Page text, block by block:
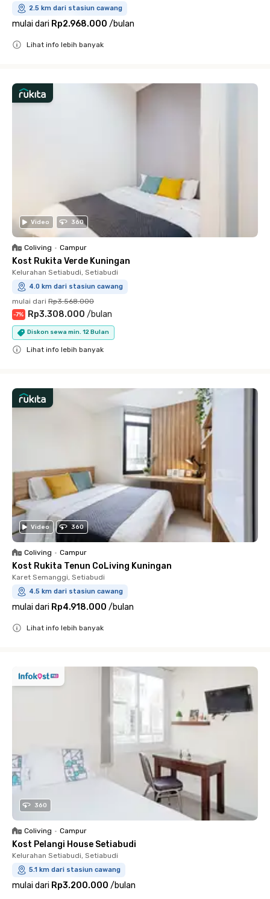
2.5 km dari stasiun cawang
mulai dari Rp2.968.000 /bulan
Lihat info lebih banyak
Video 360
Coliving • Campur
Kost Rukita Verde Kuningan
Kelurahan Setiabudi, Setiabudi
4.0 km dari stasiun cawang
mulai dari Rp3.568.000
-7% Rp3.308.000 /bulan
Diskon sewa min. 12 Bulan
Lihat info lebih banyak
Video 360
Coliving • Campur
Kost Rukita Tenun CoLiving Kuningan
Karet Semanggi, Setiabudi
4.5 km dari stasiun cawang
mulai dari Rp4.918.000 /bulan
Lihat info lebih banyak
360
Coliving • Campur
Kost Pelangi House Setiabudi
Kelurahan Setiabudi, Setiabudi
5.1 km dari stasiun cawang
mulai dari Rp3.200.000 /bulan